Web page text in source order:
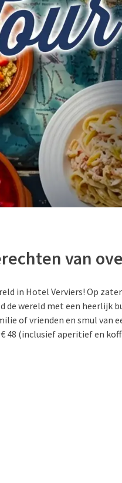
van
in Hotel Verviers! Op
de wereld met een heerlijk
of vrienden en smul van
€ 48 (inclusief aperitief en